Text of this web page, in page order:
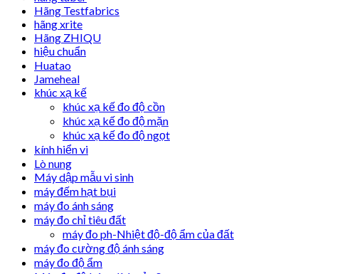
Hãng Testfabrics
hãng xrite
Hãng ZHIQU
hiệu chuẩn
Huatao
Jameheal
khúc xạ kế
khúc xạ kế đo độ cồn
khúc xạ kế đo độ mặn
khúc xạ kế đo độ ngọt
kính hiển vi
Lò nung
Máy dập mẫu vi sinh
máy đếm hạt bụi
máy đo ánh sáng
máy đo chỉ tiêu đất
máy đo ph-Nhiệt độ-độ ẩm của đất
máy đo cường độ ánh sáng
máy đo độ ẩm